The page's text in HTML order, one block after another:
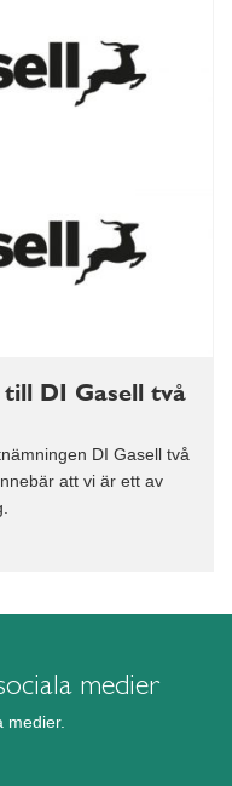
DI Gasell två
DI Gasell två
att vi är ett av
medier
medier.